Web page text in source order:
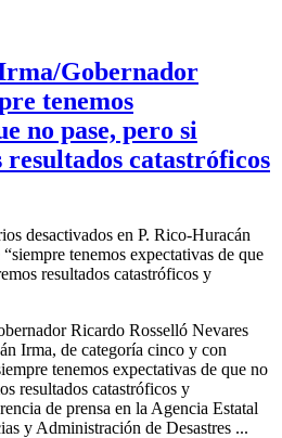
Gobernador
tenemos
no pase, pero si
resultados catastróficos
desactivados en P. Rico-Huracán
tenemos expectativas de que
resultados catastróficos y
Ricardo Rosselló Nevares
Irma, de categoría cinco y con
tenemos expectativas de que no
resultados catastróficos y
de prensa en la Agencia Estatal
y Administración de Desastres ...